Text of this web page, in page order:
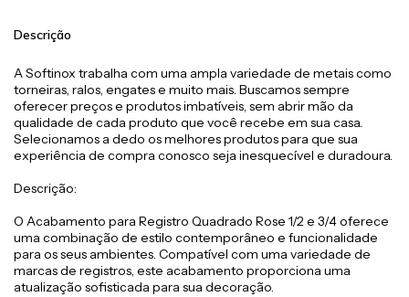
Descrição
A Softinox trabalha com uma ampla variedade de metais como
torneiras, ralos, engates e muito mais. Buscamos sempre
oferecer preços e produtos imbatíveis, sem abrir mão da
qualidade de cada produto que você recebe em sua casa.
Selecionamos a dedo os melhores produtos para que sua
experiência de compra conosco seja inesquecível e duradoura.
Descrição:
O Acabamento para Registro Quadrado Rose 1/2 e 3/4 oferece
uma combinação de estilo contemporâneo e funcionalidade
para os seus ambientes. Compatível com uma variedade de
marcas de registros, este acabamento proporciona uma
atualização sofisticada para sua decoração.